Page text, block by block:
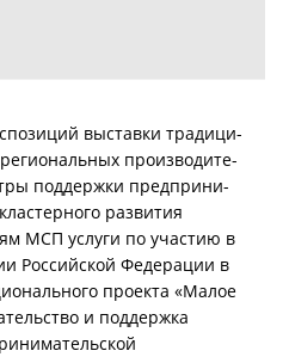
выставки традици­
произво­ди­те­
поддержки предпри­ни­
развития
МСП услуги по участию в
Российской Федерации в
проекта «Малое
и поддержка